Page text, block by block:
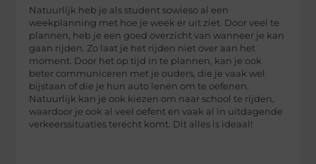
Natuurlijk heb je als student sowieso al een
weekplanning met hoe je week er uit ziet. Door veel te
plannen, heb je een goed overzicht van wanneer je kan
gaan rijden. Zo laat je het rijden niet over aan het
moment. Door het op tijd in te plannen, kan je ook
beter communiceren met je ouders, die je vaak wel
bijstaan of die je hun auto lenen om te oefenen.
Natuurlijk kan je ook kiezen om naar school te rijden,
waardoor je ook al veel oefent en vaak al in uitdagende
verkeerssituaties terecht komt. Dit alles is ideaal!